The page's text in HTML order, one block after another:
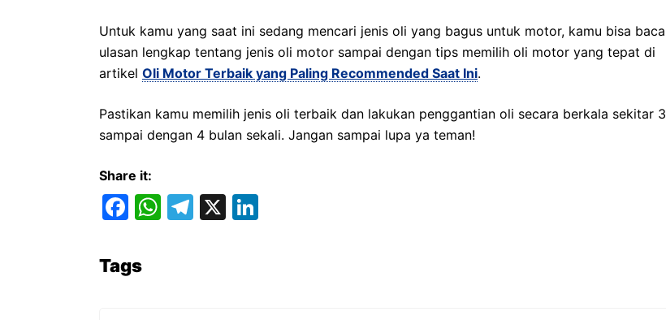
Untuk kamu yang saat ini sedang mencari jenis oli yang bagus untuk motor, kamu bisa baca
ulasan lengkap tentang jenis oli motor sampai dengan tips memilih oli motor yang tepat di
artikel Oli Motor Terbaik yang Paling Recommended Saat Ini.
Pastikan kamu memilih jenis oli terbaik dan lakukan penggantian oli secara berkala sekitar 3
sampai dengan 4 bulan sekali. Jangan sampai lupa ya teman!
Share it:
F
c
e
W T
X
Tags